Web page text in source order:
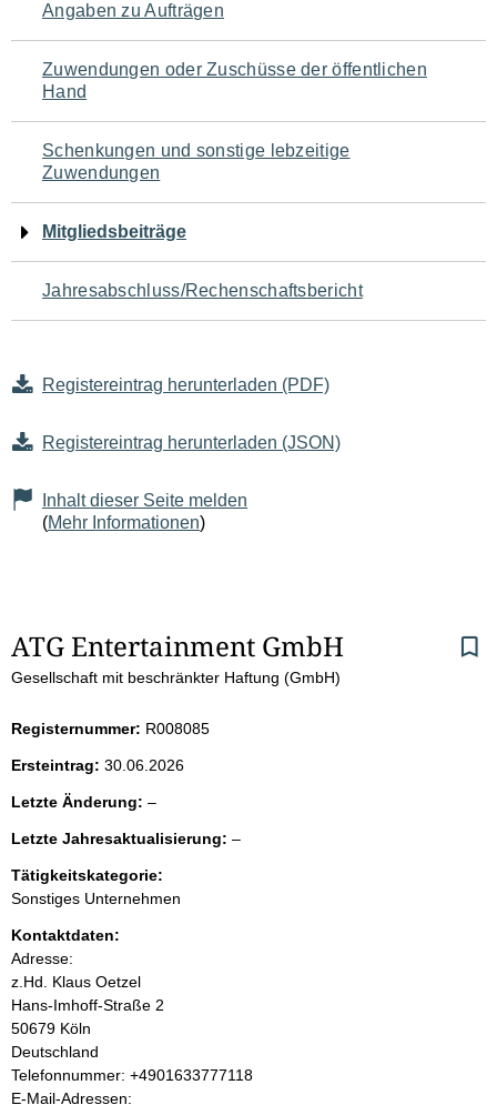
Angaben zu Aufträgen
Zuwendungen oder Zuschüsse der öffentlichen
Hand
Schenkungen und sonstige lebzeitige
Zuwendungen
Mitgliedsbeiträge
Jahresabschluss/Rechenschaftsbericht
Registereintrag herunterladen (PDF)
Registereintrag herunterladen (JSON)
Inhalt dieser Seite melden
(Mehr Informationen)
S
e
i
t
e
n
i
n
h
a
ATG Entertainment GmbH
Gesellschaft mit beschränkter Haftung (GmbH)
Registernummer: R008085
Ersteintrag: 30.06.2026
Letzte Änderung: –l
e
r
Letzte Jahresaktualisierung: –l
Tätigkeitskategorie:
Sonstiges Unternehmen
Kontaktdaten:
Adresse:
z.Hd. Klaus Oetzel
Hans-Imhoff-Straße 2
50679 Köln
Deutschland
K
o
Telefonnummer: +4901633777118
E-Mail-Adressen: